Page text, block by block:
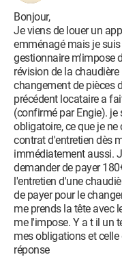
Bonjour,
Je viens de louer un
emménagé mais je
gestionnaire m'impose
révision de la
changement de pièces
précédent locataire a
(confirmé par Engie). je
obligatoire, ce que je
contrat d'entretien dès
immédiatement aussi.
demander de payer
l'entretien d'une
de payer pour le
me prends la tête avec
me l'impose. Y a t il un
mes obligations et
réponse